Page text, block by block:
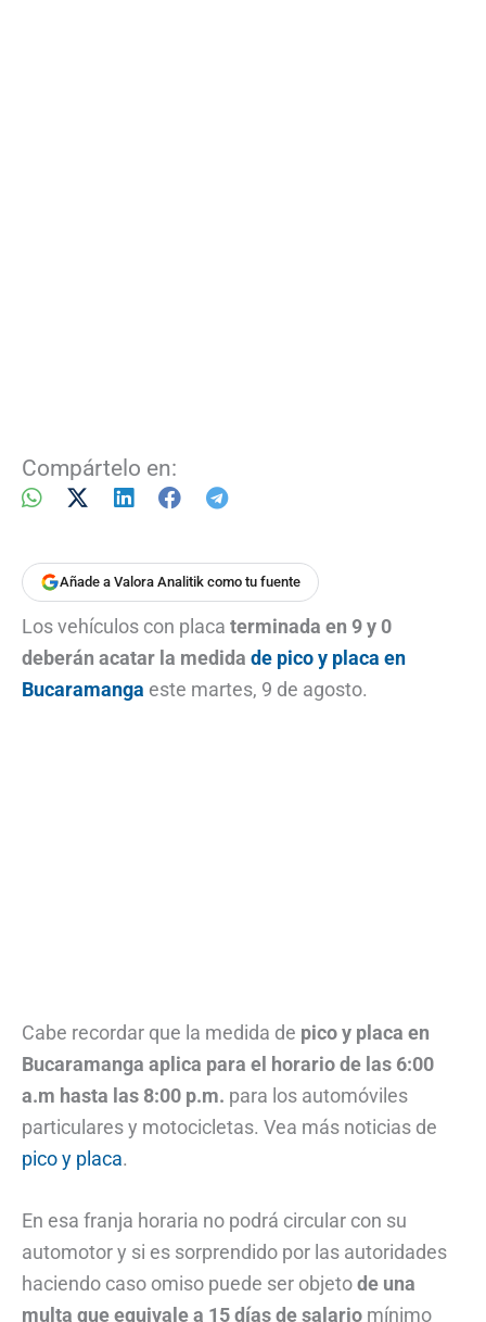
Compártelo en:
Añade a Valora Analitik como tu fuente
Los vehículos con placa terminada en 9 y 0
deberán acatar la medida de pico y placa en
Bucaramanga este martes, 9 de agosto.
Cabe recordar que la medida de pico y placa en
Bucaramanga aplica para el horario de las 6:00
a.m hasta las 8:00 p.m. para los automóviles
particulares y motocicletas. Vea más noticias de
pico y placa.
En esa franja horaria no podrá circular con su
automotor y si es sorprendido por las autoridades
haciendo caso omiso puede ser objetode una
multa que equivale a 15 días de salario mínimo